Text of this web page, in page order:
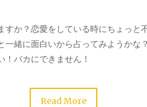
すか？恋愛をしている時にちょっと
一緒に面白いから占ってみようかな
！バカにできません！
Read More